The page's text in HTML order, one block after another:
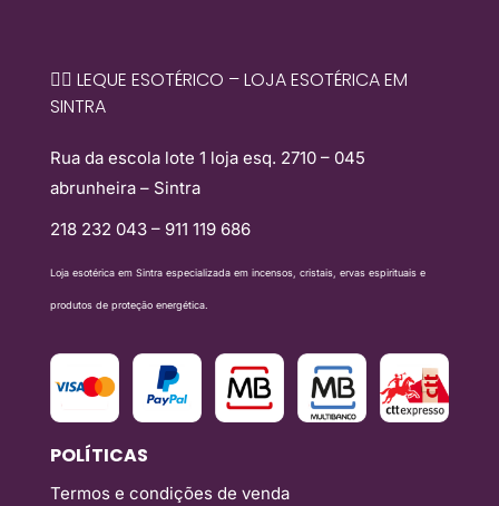
🧙‍♀️ LEQUE ESOTÉRICO – LOJA ESOTÉRICA EM
SINTRA
Rua da escola lote 1 loja esq. 2710 – 045
abrunheira – Sintra
218 232 043 – 911 119 686
Loja esotérica em Sintra especializada em incensos, cristais, ervas espirituais e
produtos de proteção energética.
POLÍTICAS
Termos e condições de venda